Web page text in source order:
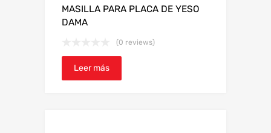
MASILLA PARA PLACA DE YESO
DAMA
(0 reviews)
Leer más